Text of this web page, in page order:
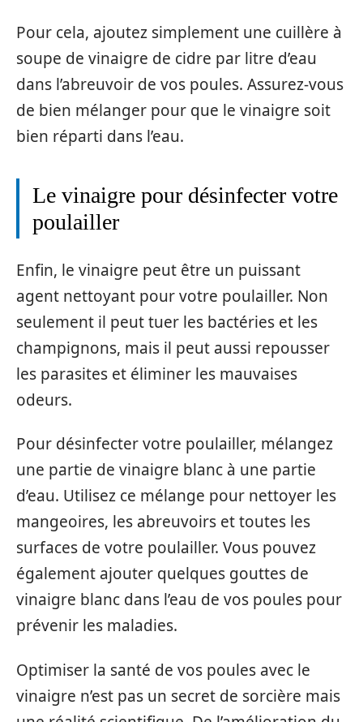
Pour cela, ajoutez simplement une cuillère à
soupe de vinaigre de cidre par litre d’eau
dans l’abreuvoir de vos poules. Assurez-vous
de bien mélanger pour que le vinaigre soit
bien réparti dans l’eau.
Le vinaigre pour désinfecter votre
poulailler
Enfin, le vinaigre peut être un puissant
agent nettoyant pour votre poulailler. Non
seulement il peut tuer les bactéries et les
champignons, mais il peut aussi repousser
les parasites et éliminer les mauvaises
odeurs.
Pour désinfecter votre poulailler, mélangez
une partie de vinaigre blanc à une partie
d’eau. Utilisez ce mélange pour nettoyer les
mangeoires, les abreuvoirs et toutes les
surfaces de votre poulailler. Vous pouvez
également ajouter quelques gouttes de
vinaigre blanc dans l’eau de vos poules pour
prévenir les maladies.
Optimiser la santé de vos poules avec le
vinaigre n’est pas un secret de sorcière mais